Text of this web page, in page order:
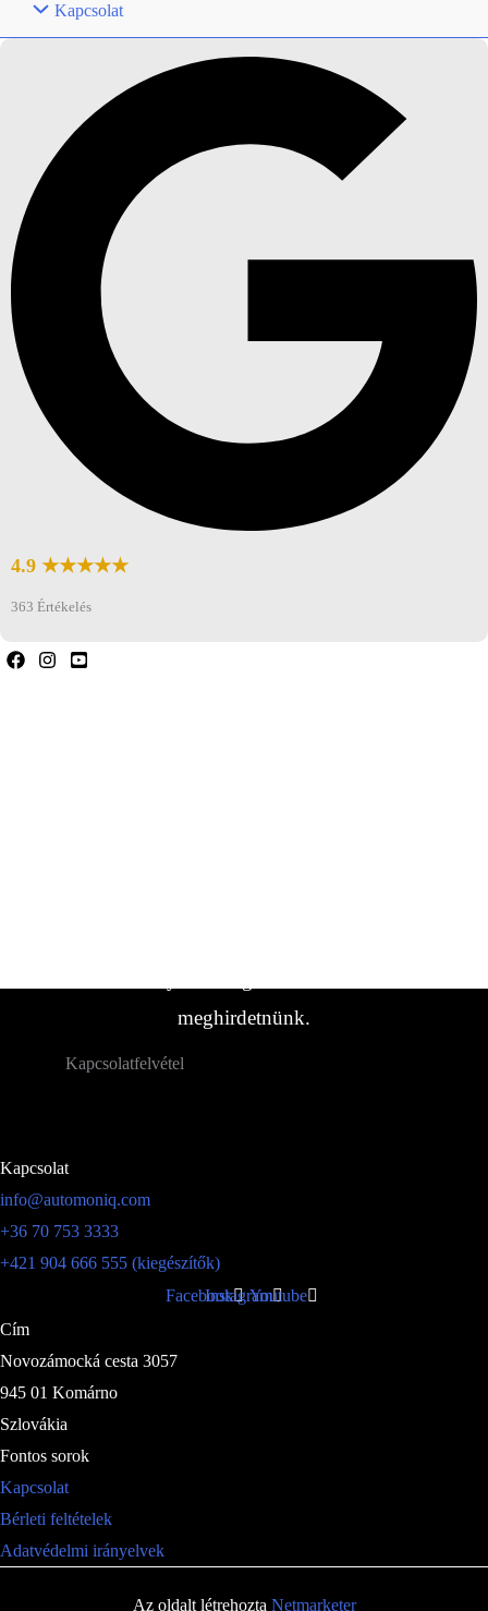
Kapcsolat
4.9 ★★★★★
363 Értékelés
meghirdetnünk.
Kapcsolatfelvétel
Kapcsolat
info@automoniq.com
+36 70 753 3333
+421 904 666 555 (kiegészítők)
FacebookInstagramYoutube
Cím
Novozámocká cesta 3057
945 01 Komárno
Szlovákia
Fontos sorok
Kapcsolat
Bérleti feltételek
Adatvédelmi irányelvek
Az oldalt létrehozta Netmarketer